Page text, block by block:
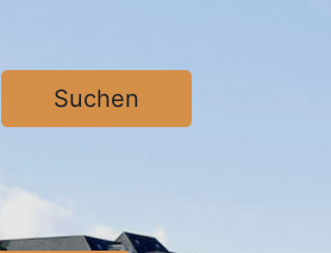
Suchen